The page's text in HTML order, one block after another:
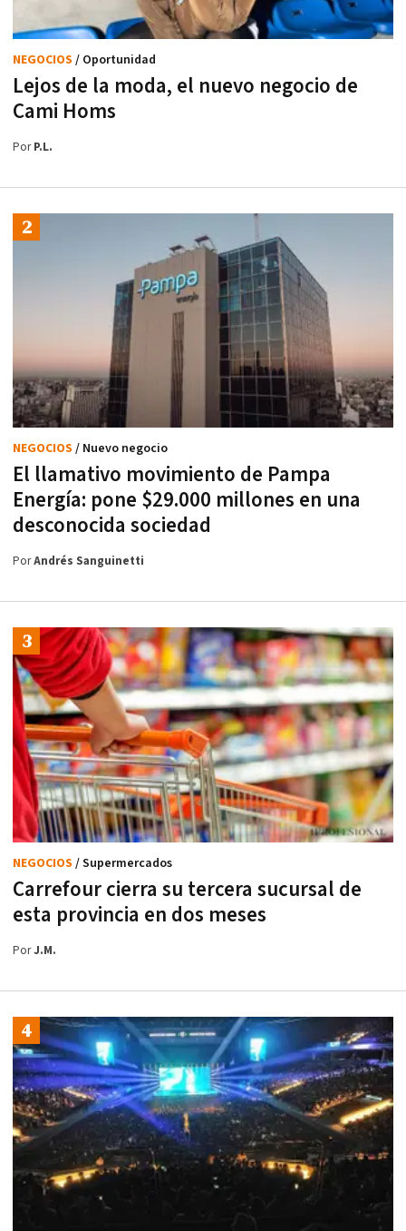
Lejos de la moda, el nuevo negocio de
Cami Homs
NEGOCIOS / Oportunidad
PorP.L.
El llamativo movimiento de Pampa
Energía: pone $29.000 millones en una
desconocida sociedad
NEGOCIOS / Nuevo negocio
PorAndrés Sanguinetti
Carrefour cierra su tercera sucursal de
esta provincia en dos meses
NEGOCIOS / Supermercados
PorJ.M.